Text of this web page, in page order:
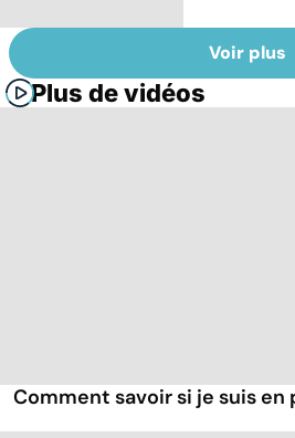
Voir plus
Plus de vidéos
Comment savoir si je suis en